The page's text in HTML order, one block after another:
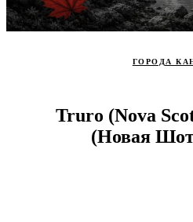
ГОРОДА
Truro (Nova
(Новая